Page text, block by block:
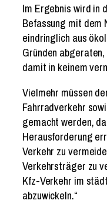
Im Ergebnis wird in
Befassung mit dem
eindringlich aus
Gründen
damit in keinem
Vielmehr müssen
Fahrradverkehr
gemacht werden,
Herausforderung
Verkehr zu
Verkehrsträger zu
Kfz-Verkehr im
abzuwickeln.“